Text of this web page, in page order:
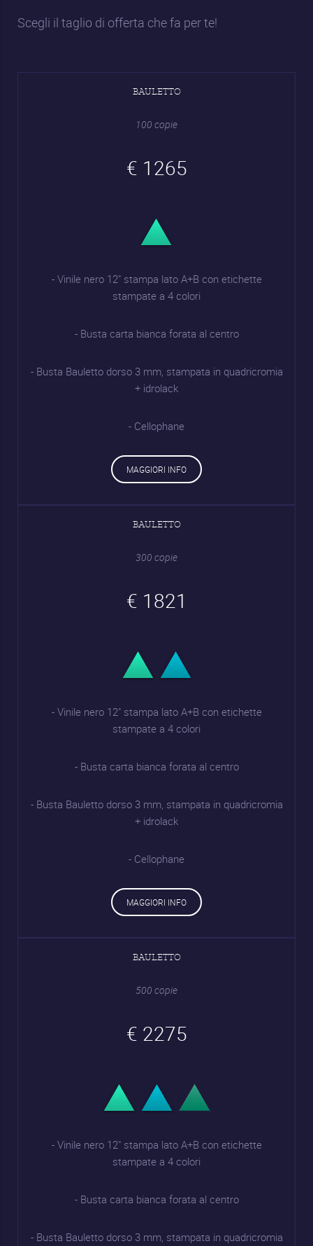
Scegli il taglio di offerta che fa per te!
BAULETTO
100 copie
€ 1265
- Vinile nero 12" stampa lato A+B con etichette
stampate a 4 colori
- Busta carta bianca forata al centro
- Busta Bauletto dorso 3 mm, stampata in quadricromia
+ idrolack
- Cellophane
MAGGIORI INFO
BAULETTO
300 copie
€ 1821
- Vinile nero 12" stampa lato A+B con etichette
stampate a 4 colori
- Busta carta bianca forata al centro
- Busta Bauletto dorso 3 mm, stampata in quadricromia
+ idrolack
- Cellophane
MAGGIORI INFO
BAULETTO
500 copie
€ 2275
- Vinile nero 12" stampa lato A+B con etichette
stampate a 4 colori
- Busta carta bianca forata al centro
- Busta Bauletto dorso 3 mm, stampata in quadricromia